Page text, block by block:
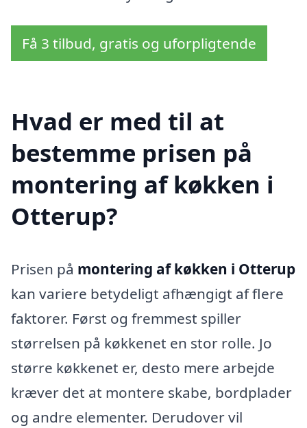
Få 3 tilbud, gratis og uforpligtende
Hvad er med til at
bestemme prisen på
montering af køkken i
Otterup?
Prisen på montering af køkken i Otterup
kan variere betydeligt afhængigt af flere
faktorer. Først og fremmest spiller
størrelsen på køkkenet en stor rolle. Jo
større køkkenet er, desto mere arbejde
kræver det at montere skabe, bordplader
og andre elementer. Derudover vil